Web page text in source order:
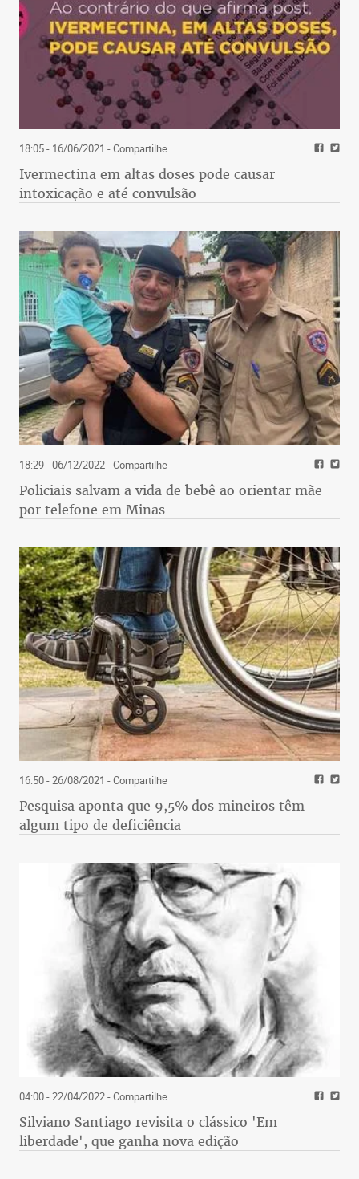
18:05 - 16/06/2021 - Compartilhe
Ivermectina em altas doses pode causar
intoxicação e até convulsão
18:29 - 06/12/2022- Compartilhe
Policiais salvam a vida de bebê ao orientar mãe
por telefone em Minas
16:50 - 26/08/2021 - Compartilhe
Pesquisa aponta que 9,5% dos mineiros têm
algum tipo de deficiência
04:00 - 22/04/2022- Compartilhe
Silviano Santiago revisita o clássico 'Em
liberdade', que ganha nova edição